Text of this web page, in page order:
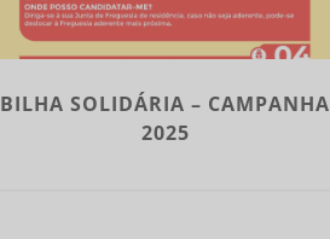
BILHA SOLIDÁRIA – CAMPANHA
2025